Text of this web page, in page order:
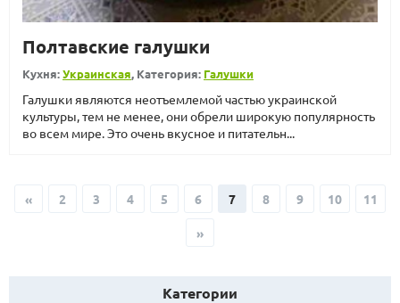
Полтавские галушки
Кухня:Украинская, Категория: Галушки
Галушки являются неотъемлемой частью украинской
культуры, тем не менее, они обрели широкую популярность
во всем мире. Это очень вкусное и питательн...
« 2 3 4 5 6 7 8 9 10 11
»
Категории